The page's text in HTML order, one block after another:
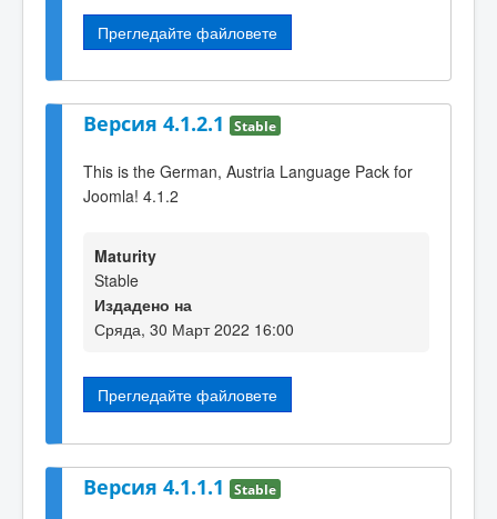
Прегледайте файловете
Версия 4.1.2.1 Stable
This is the German, Austria Language Pack for
Joomla! 4.1.2
Maturity
Stable
Издадено на
Сряда, 30 Март 2022 16:00
Прегледайте файловете
Версия 4.1.1.1 Stable